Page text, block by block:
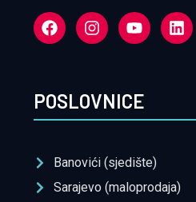
POSLOVNICE
Banovići (sjedište)
Sarajevo (maloprodaja)